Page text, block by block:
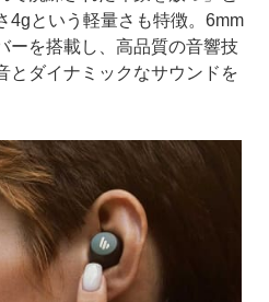
4gという軽量さも特徴。6mm
ーを搭載し、高品質の音響技
とダイナミックなサウンドを